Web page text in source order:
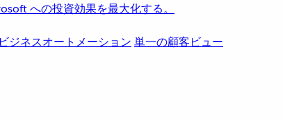
への投資効果を最大化する。
ビジネスオートメーション 単一の顧客ビュー